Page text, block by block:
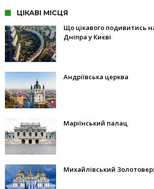
ЦІКАВІ МІСЦЯ
Що цікавого подивитись
Дніпра у Києві
Андріївська церква
Маріїнський палац
Михайлівський